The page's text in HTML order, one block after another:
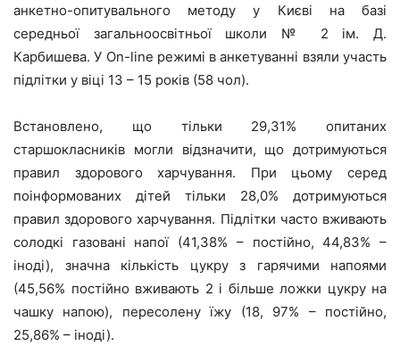
анкетно-опитувального методу у Києві на базі
середньої загальноосвітньої школи № 2 ім. Д.
Карбишева. У On-line режимі в анкетуванні взяли участь
підлітки у віці 13 – 15 років (58 чол).
Встановлено, що тільки 29,31% опитаних
старшокласників могли відзначити, що дотримуються
правил здорового харчування. При цьому серед
поінформованих дітей тільки 28,0% дотримуються
правил здорового харчування. Підлітки часто вживають
солодкі газовані напої (41,38% – постійно, 44,83% –
іноді), значна кількість цукру з гарячими напоями
(45,56% постійно вживають 2 і більше ложки цукру на
чашку напою), пересолену їжу (18, 97% – постійно,
25,86% – іноді).